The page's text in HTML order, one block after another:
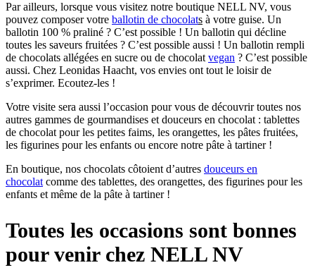
Par ailleurs, lorsque vous visitez notre boutique NELL NV, vous
pouvez composer votre ballotin de chocolats à votre guise. Un
ballotin 100 % praliné ? C’est possible ! Un ballotin qui décline
toutes les saveurs fruitées ? C’est possible aussi ! Un ballotin rempli
de chocolats allégées en sucre ou de chocolat vegan ? C’est possible
aussi. Chez Leonidas Haacht, vos envies ont tout le loisir de
s’exprimer. Ecoutez-les !
Votre visite sera aussi l’occasion pour vous de découvrir toutes nos
autres gammes de gourmandises et douceurs en chocolat : tablettes
de chocolat pour les petites faims, les orangettes, les pâtes fruitées,
les figurines pour les enfants ou encore notre pâte à tartiner !
En boutique, nos chocolats côtoient d’autres douceurs en
chocolat comme des tablettes, des orangettes, des figurines pour les
enfants et même de la pâte à tartiner !
Toutes les occasions sont bonnes
pour venir chez NELL NV